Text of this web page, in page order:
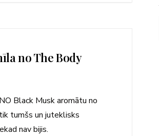
no The Body
Black Musk aromātu no
tumšs un juteklisks
nav bijis.